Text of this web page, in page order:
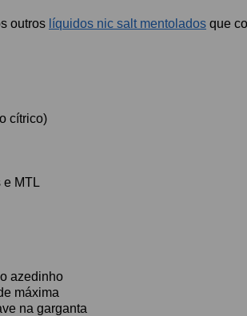
outros líquidos nic salt mentolados que
cítrico)
e MTL
azedinho
máxima
na garganta